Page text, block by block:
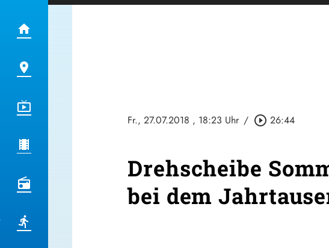
Fr., 27.07.2018 , 18:23 Uhr / play_circle_outline 26:44
Drehscheibe
bei dem